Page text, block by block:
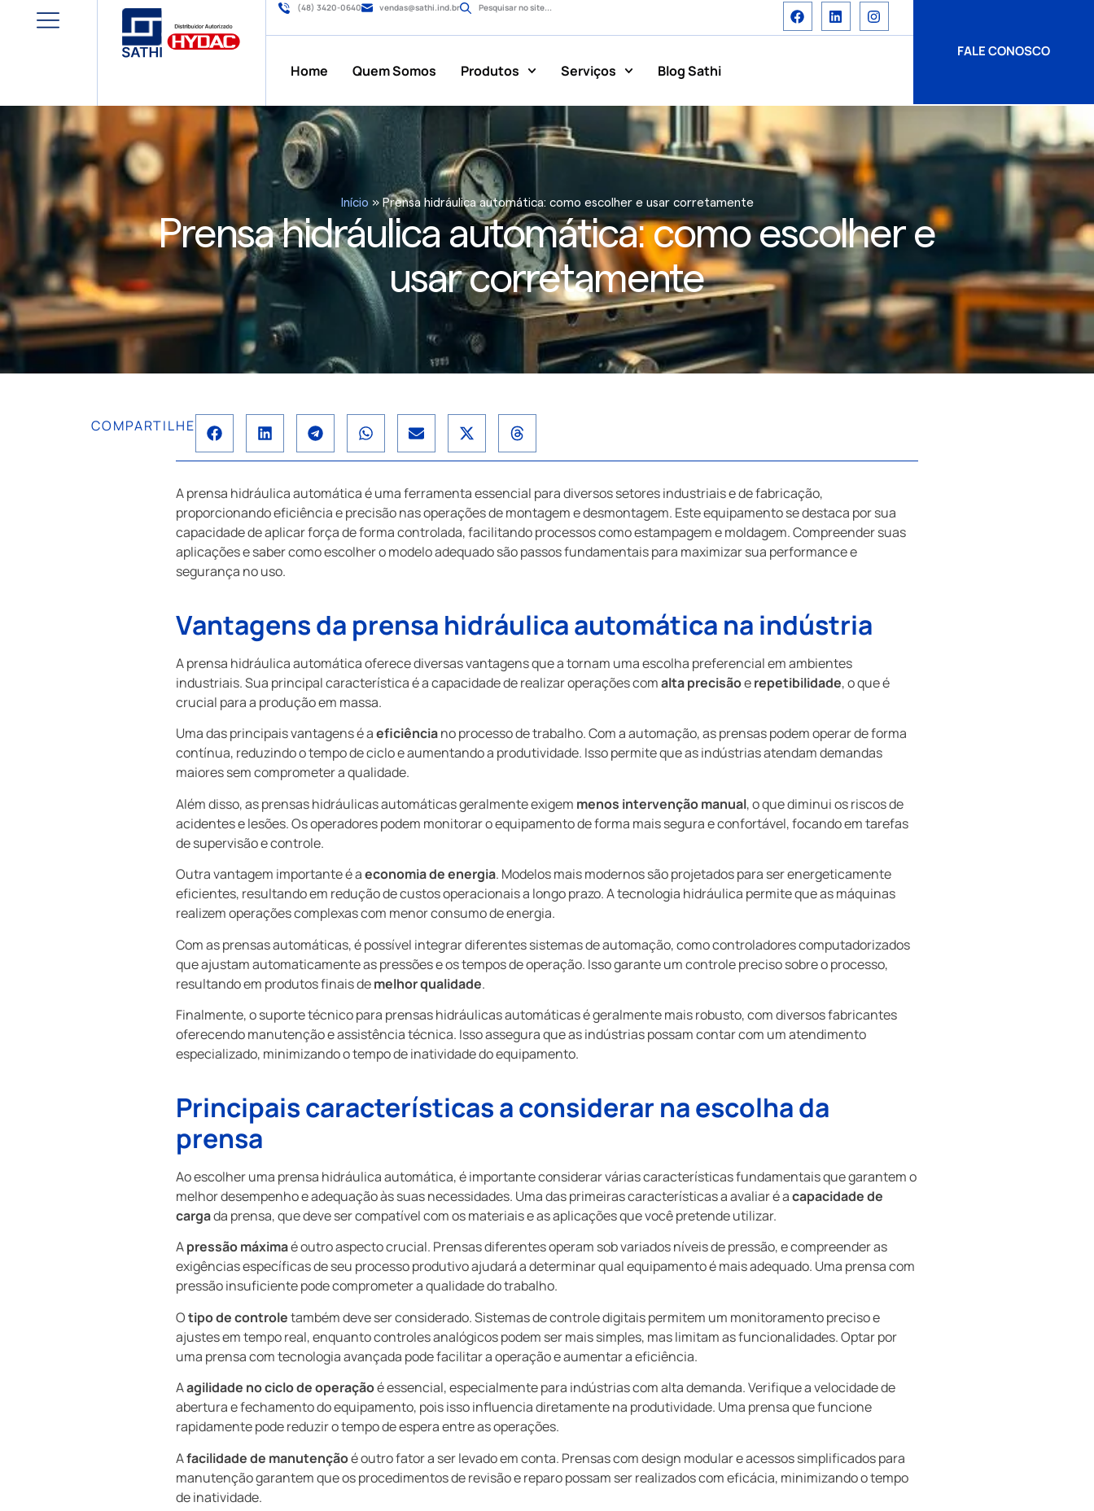
(48) 3420-0640 vendas@sathi.ind.br Pesquisar no site...
Home Quem Somos Produtos Serviços Blog Sathi
FALE CONOSCO
Início » Prensa hidráulica automática: como escolher e usar corretamente
Prensa hidráulica automática: como escolher e
usar corretamente
COMPARTILHE
A prensa hidráulica automática é uma ferramenta essencial para diversos setores industriais e de fabricação,
proporcionando eficiência e precisão nas operações de montagem e desmontagem. Este equipamento se destaca por sua
capacidade de aplicar força de forma controlada, facilitando processos como estampagem e moldagem. Compreender suas
aplicações e saber como escolher o modelo adequado são passos fundamentais para maximizar sua performance e
segurança no uso.
Vantagens da prensa hidráulica automática na indústria
A prensa hidráulica automática oferece diversas vantagens que a tornam uma escolha preferencial em ambientes
industriais. Sua principal característica é a capacidade de realizar operações comalta precisãoerepetibilidade, o que é
crucial para a produção em massa.
Uma das principais vantagens é aeficiênciano processo de trabalho. Com a automação, as prensas podem operar de forma
contínua, reduzindo o tempo de ciclo e aumentando a produtividade. Isso permite que as indústrias atendam demandas
maiores sem comprometer a qualidade.
Além disso, as prensas hidráulicas automáticas geralmente exigem menos intervenção manual, o que diminui os riscos de
acidentes e lesões. Os operadores podem monitorar o equipamento de forma mais segura e confortável, focando em tarefas
de supervisão e controle.
Outra vantagem importante é aeconomia de energia. Modelos mais modernos são projetados para ser energeticamente
eficientes, resultando em redução de custos operacionais a longo prazo. A tecnologia hidráulica permite que as máquinas
realizem operações complexas com menor consumo de energia.
Com as prensas automáticas, é possível integrar diferentes sistemas de automação, como controladores computadorizados
que ajustam automaticamente as pressões e os tempos de operação. Isso garante um controle preciso sobre o processo,
resultando em produtos finais demelhor qualidade.
Finalmente, o suporte técnico para prensas hidráulicas automáticas é geralmente mais robusto, com diversos fabricantes
oferecendo manutenção e assistência técnica. Isso assegura que as indústrias possam contar com um atendimento
especializado, minimizando o tempo de inatividade do equipamento.
Principais características a considerar na escolha da
prensa
Ao escolher uma prensa hidráulica automática, é importante considerar várias características fundamentais que garantem o
melhor desempenho e adequação às suas necessidades. Uma das primeiras características a avaliar é acapacidade de
cargada prensa, que deve ser compatível com os materiais e as aplicações que você pretende utilizar.
Apressão máximaé outro aspecto crucial. Prensas diferentes operam sob variados níveis de pressão, e compreender as
exigências específicas de seu processo produtivo ajudará a determinar qual equipamento é mais adequado. Uma prensa com
pressão insuficiente pode comprometer a qualidade do trabalho.
Otipo de controletambém deve ser considerado. Sistemas de controle digitais permitem um monitoramento preciso e
ajustes em tempo real, enquanto controles analógicos podem ser mais simples, mas limitam as funcionalidades. Optar por
uma prensa com tecnologia avançada pode facilitar a operação e aumentar a eficiência.
Aagilidade no ciclo de operaçãoé essencial, especialmente para indústrias com alta demanda. Verifique a velocidade de
abertura e fechamento do equipamento, pois isso influencia diretamente na produtividade. Uma prensa que funcione
rapidamente pode reduzir o tempo de espera entre as operações.
Afacilidade de manutençãoé outro fator a ser levado em conta. Prensas com design modular e acessos simplificados para
manutenção garantem que os procedimentos de revisão e reparo possam ser realizados com eficácia, minimizando o tempo
de inatividade.